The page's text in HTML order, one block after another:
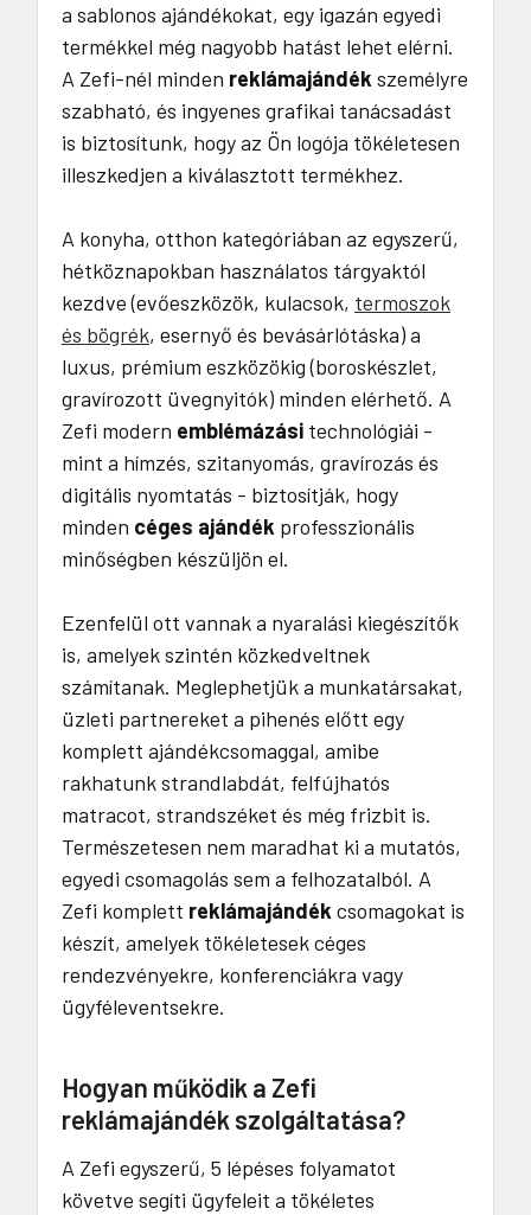
a sablonos ajándékokat, egy igazán egyedi
termékkel még nagyobb hatást lehet elérni.
A Zefi-nél minden reklámajándékszemélyre
szabható, és ingyenes grafikai tanácsadást
is biztosítunk, hogy az Ön logója tökéletesen
illeszkedjen a kiválasztott termékhez.
A konyha, otthon kategóriában az egyszerű,
hétköznapokban használatos tárgyaktól
kezdve (evőeszközök, kulacsok, termoszok
és bögrék, esernyő és bevásárlótáska) a
luxus, prémium eszközökig (boroskészlet,
gravírozott üvegnyitók) minden elérhető. A
Zefi modern emblémázási technológiái -
mint a hímzés, szitanyomás, gravírozás és
digitális nyomtatás - biztosítják, hogy
minden céges ajándék professzionális
minőségben készüljön el.
Ezenfelül ott vannak a nyaralási kiegészítők
is, amelyek szintén közkedveltnek
számítanak. Meglephetjük a munkatársakat,
üzleti partnereket a pihenés előtt egy
komplett ajándékcsomaggal, amibe
rakhatunk strandlabdát, felfújhatós
matracot, strandszéket és még frizbit is.
Természetesen nem maradhat ki a mutatós,
egyedi csomagolás sem a felhozatalból. A
Zefi komplett reklámajándékcsomagokat is
készít, amelyek tökéletesek céges
rendezvényekre, konferenciákra vagy
ügyféleventsekre.
Hogyan működik a Zefi
reklámajándék szolgáltatása?
A Zefi egyszerű, 5 lépéses folyamatot
követve segíti ügyfeleit a tökéletes